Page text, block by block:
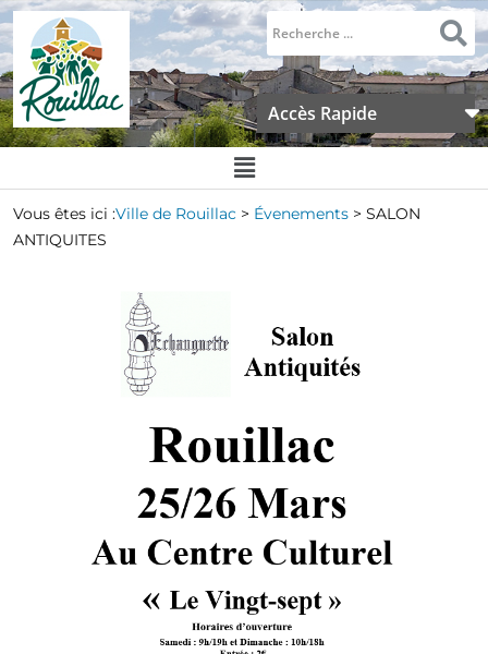
Accès Rapide
Vous êtes ici :Ville de Rouillac > Évenements > SALON
ANTIQUITES